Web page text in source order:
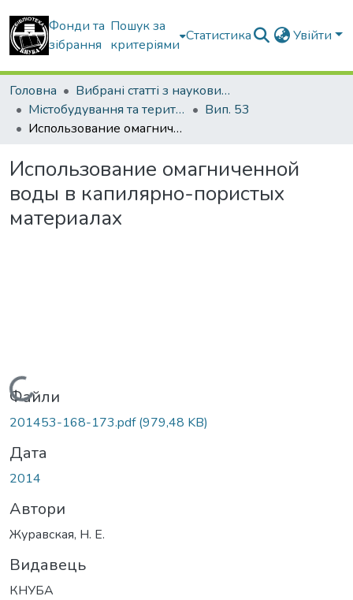
Фонди та
зібрання
Пошук за
критеріями
Статистика Увійти
Головна
Вибрані статті з наукових збірників КНУБА
Містобудування та територіальне планування
Вип. 53
Использование омагниченной воды в капилярно-пористых материалах
Использование омагниченной
воды в капилярно-пористых
материалах
Вантажиться...
Файли
201453-168-173.pdf(979,48 KB)
Дата
2014
Автори
Журавская, Н. Е.
Видавець
КНУБА